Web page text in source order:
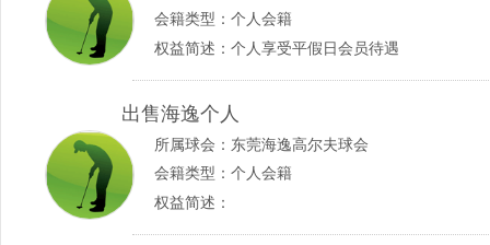
会籍类型：个人会籍
权益简述：个人享受平假日会员待遇
出售海逸个人
所属球会： 东莞海逸高尔夫球会
会籍类型：个人会籍
权益简述：